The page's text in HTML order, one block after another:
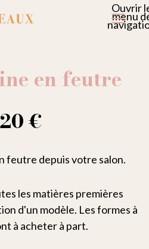
Ouvrir
menu
en feutre
€
feutre depuis votre salon.
les matières premières
d'un modèle. Les formes à
à acheter à part.